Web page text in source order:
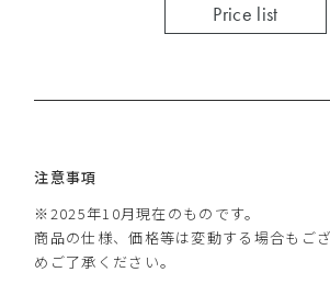
Price list
注意事項
※2025年10月現在のものです。
商品の仕様、価格等は変動する場合もご
めご了承ください。